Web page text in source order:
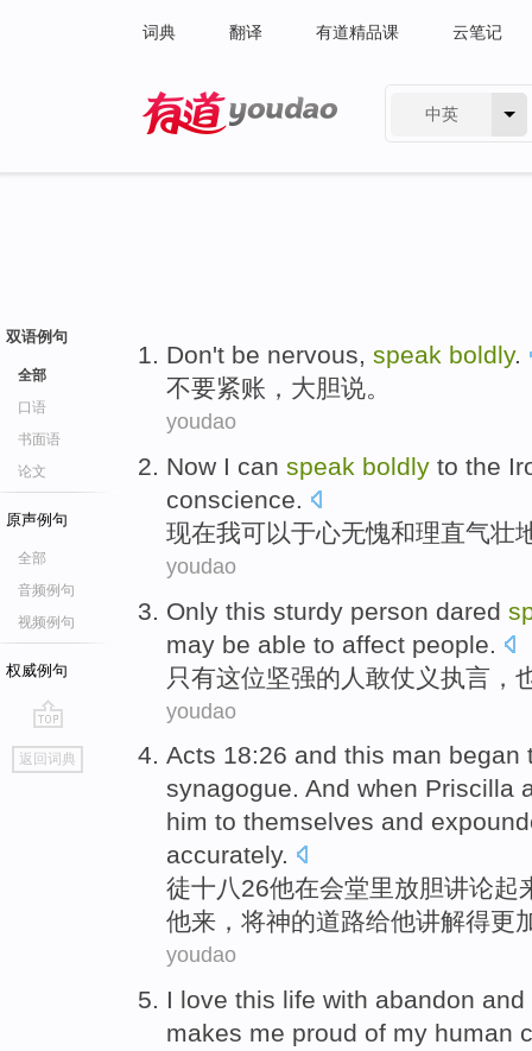
词典 翻译 有道精品课 云笔记
中英
双语例句
全部
口语
书面语
论文
原声例句
全部
音频例句
视频例句
权威例句
go
top
返回词典
Don't be nervous, speak boldly.
不要紧账， 大胆说。
youdao
Now I can speak boldly to the
conscience.
现在我可以于心无愧和理直气壮
youdao
Only this sturdy person dared
may be able to affect people
只有这位坚强的 人 敢仗义执言 ，
youdao
Acts 18:26 and this man began
synagogue. And when Priscilla
him to themselves and
accurately.
徒十八26他在会堂里放胆讲论起
他来 ，将神的道路给他讲解得更
youdao
I love this life with abandon and
makes me proud of my human